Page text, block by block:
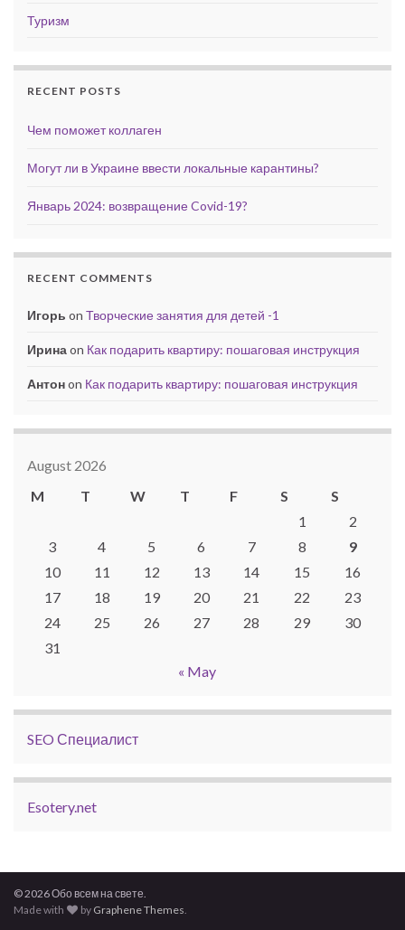
Туризм
RECENT POSTS
Чем поможет коллаген
Могут ли в Украине ввести локальные карантины?
Январь 2024: возвращение Covid-19?
RECENT COMMENTS
Игорь on Творческие занятия для детей -1
Иринаon Как подарить квартиру: пошаговая инструкция
Антонon Как подарить квартиру: пошаговая инструкция
August 2026
M
T W T F S
S
1
2
3
4 5 6 7 8
9
10
11 12 13 14 15
16
17
18 19 20 21 22
23
24
25 26 27 28 29
30
31
« May
SEO Специалист
Esotery.net
© 2026 Обо всем на свете.
Made with
by Graphene Themes.